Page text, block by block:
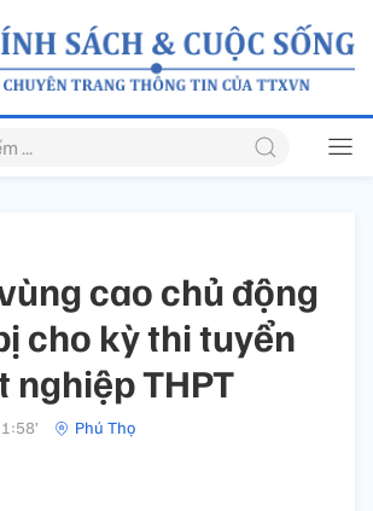
cao chủ động
cho kỳ thi tuyển
nghiệp THPT
Phú Thọ